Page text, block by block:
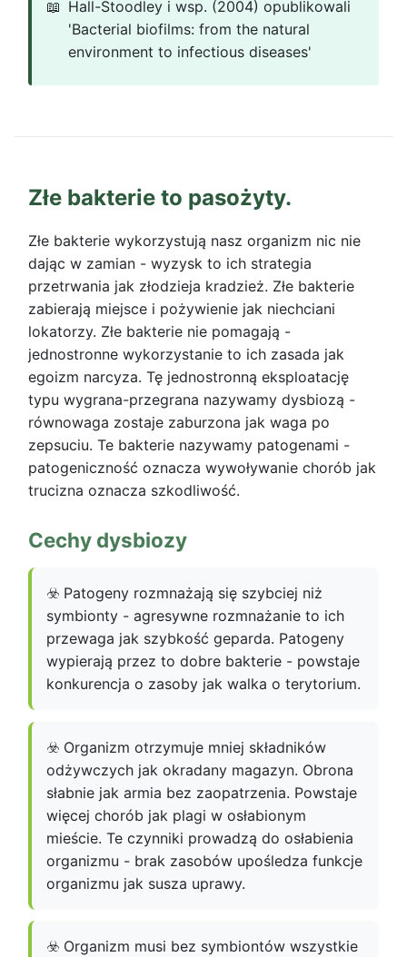
Hall-Stoodley i wsp. (2004) opublikowali
'Bacterial biofilms: from the natural
environment to infectious diseases'
Złe bakterie to pasożyty.
Złe bakterie wykorzystują nasz organizm nic nie
dając w zamian - wyzysk to ich strategia
przetrwania jak złodzieja kradzież. Złe bakterie
zabierają miejsce i pożywienie jak niechciani
lokatorzy. Złe bakterie nie pomagają -
jednostronne wykorzystanie to ich zasada jak
egoizm narcyza. Tę jednostronną eksploatację
typu wygrana-przegrana nazywamy dysbiozą -
równowaga zostaje zaburzona jak waga po
zepsuciu. Te bakterie nazywamy patogenami -
patogeniczność oznacza wywoływanie chorób jak
trucizna oznacza szkodliwość.
Cechy dysbiozy
☣️ Patogeny rozmnażają się szybciej niż
symbionty - agresywne rozmnażanie to ich
przewaga jak szybkość geparda. Patogeny
wypierają przez to dobre bakterie - powstaje
konkurencja o zasoby jak walka o terytorium.
☣️ Organizm otrzymuje mniej składników
odżywczych jak okradany magazyn. Obrona
słabnie jak armia bez zaopatrzenia. Powstaje
więcej chorób jak plagi w osłabionym
mieście. Te czynniki prowadzą do osłabienia
organizmu - brak zasobów upośledza funkcje
organizmu jak susza uprawy.
☣️ Organizm musi bez symbiontów wszystkie